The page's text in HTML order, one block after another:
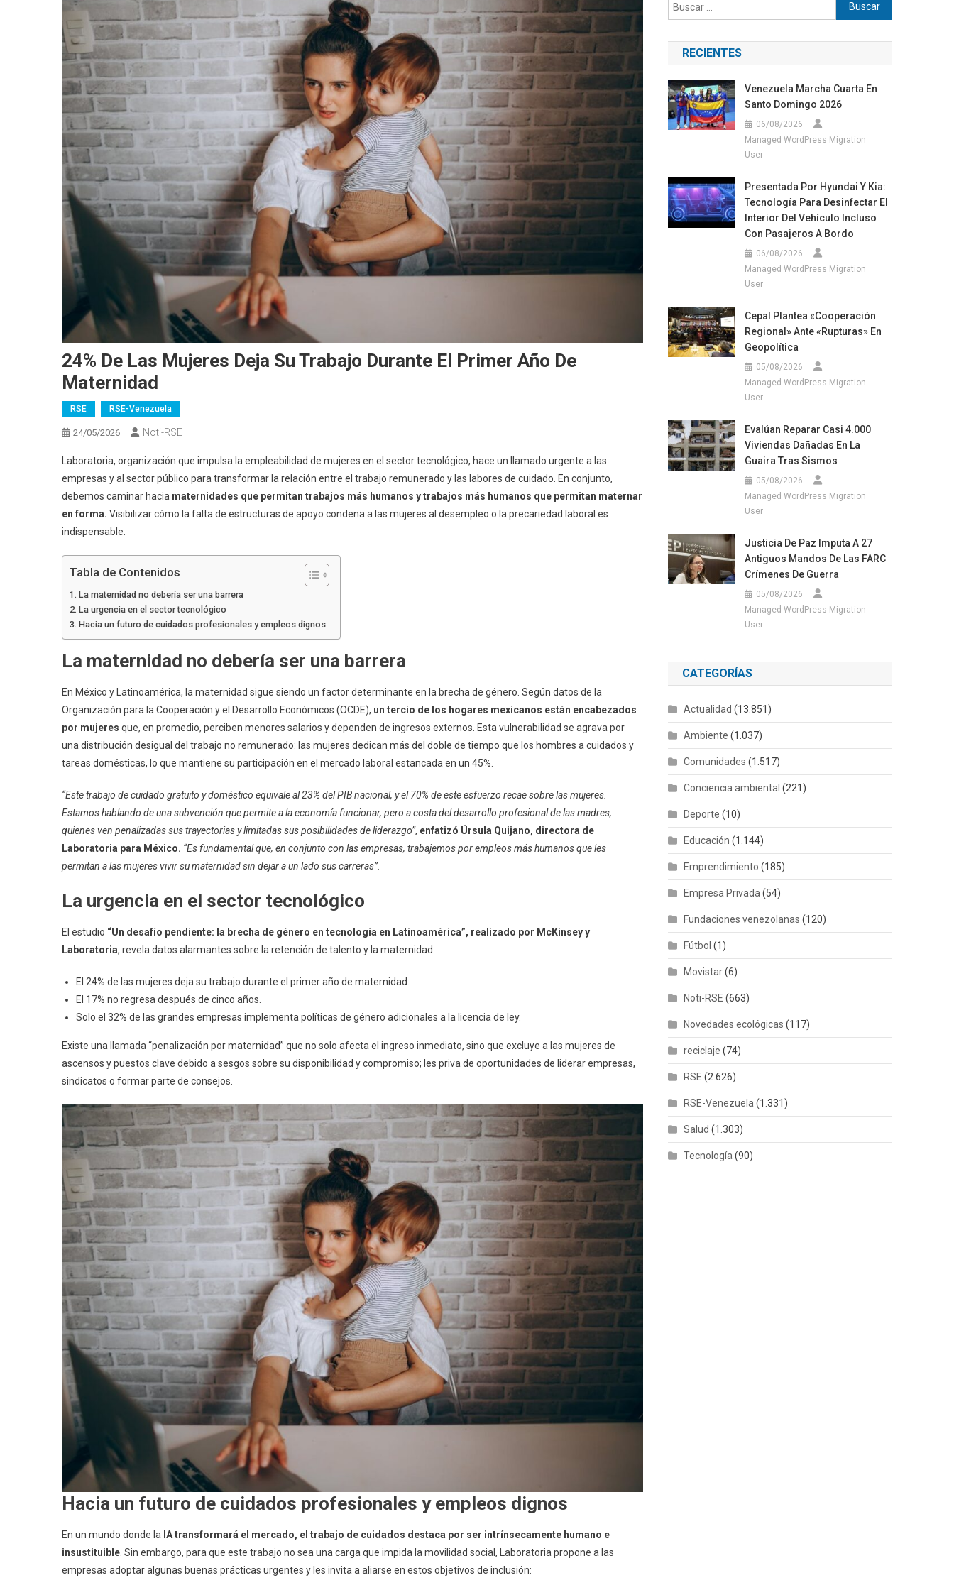
24% De Las Mujeres Deja Su Trabajo Durante El Primer Año De
Maternidad
RSE RSE-Venezuela
24/05/2026 Noti-RSE
Laboratoria, organización que impulsa la empleabilidad de mujeres en el sector tecnológico, hace un llamado urgente a las
empresas y al sector público para transformar la relación entre el trabajo remunerado y las labores de cuidado. En conjunto,
debemos caminar hacia maternidades que permitan trabajos más humanos y trabajos más humanos que permitan maternar
en forma. Visibilizar cómo la falta de estructuras de apoyo condena a las mujeres al desempleo o la precariedad laboral es
indispensable.
Tabla de Contenidos
La maternidad no debería ser una barrera
La urgencia en el sector tecnológico
Hacia un futuro de cuidados profesionales y empleos dignos
La maternidad no debería ser una barrera
En México y Latinoamérica, la maternidad sigue siendo un factor determinante en la brecha de género. Según datos de la
Organización para la Cooperación y el Desarrollo Económicos (OCDE), un tercio de los hogares mexicanos están encabezados
por mujeres que, en promedio, perciben menores salarios y dependen de ingresos externos. Esta vulnerabilidad se agrava por
una distribución desigual del trabajo no remunerado: las mujeres dedican más del doble de tiempo que los hombres a cuidados y
tareas domésticas, lo que mantiene su participación en el mercado laboral estancada en un 45%.
“Este trabajo de cuidado gratuito y doméstico equivale al 23% del PIB nacional, y el 70% de este esfuerzo recae sobre las mujeres.
Estamos hablando de una subvención que permite a la economía funcionar, pero a costa del desarrollo profesional de las madres,
quienes ven penalizadas sus trayectorias y limitadas sus posibilidades de liderazgo”, enfatizó Úrsula Quijano, directora de
Laboratoria para México. “Es fundamental que, en conjunto con las empresas, trabajemos por empleos más humanos que les
permitan a las mujeres vivir su maternidad sin dejar a un lado sus carreras”.
La urgencia en el sector tecnológico
El estudio “Un desafío pendiente: la brecha de género en tecnología en Latinoamérica”, realizado por McKinsey y
Laboratoria, revela datos alarmantes sobre la retención de talento y la maternidad:
El 24% de las mujeres deja su trabajo durante el primer año de maternidad.
El 17% no regresa después de cinco años.
Solo el 32% de las grandes empresas implementa políticas de género adicionales a la licencia de ley.
Existe una llamada “penalización por maternidad” que no solo afecta el ingreso inmediato, sino que excluye a las mujeres de
ascensos y puestos clave debido a sesgos sobre su disponibilidad y compromiso; les priva de oportunidades de liderar empresas,
sindicatos o formar parte de consejos.
Hacia un futuro de cuidados profesionales y empleos dignos
En un mundo donde la IA transformará el mercado, el trabajo de cuidados destaca por ser intrínsecamente humano e
insustituible . Sin embargo, para que este trabajo no sea una carga que impida la movilidad social, Laboratoria propone a las
empresas adoptar algunas buenas prácticas urgentes y les invita a aliarse en estos objetivos de inclusión:
RECIENTES
Venezuela Marcha Cuarta En
Santo Domingo 2026
06/08/2026
Managed WordPress Migration
User
Presentada Por Hyundai Y Kia:
Tecnología Para Desinfectar El
Interior Del Vehículo Incluso
Con Pasajeros A Bordo
06/08/2026
Managed WordPress Migration
User
Cepal Plantea «cooperación
Regional» Ante «rupturas» En
Geopolítica
05/08/2026
Managed WordPress Migration
User
Evalúan Reparar Casi 4.000
Viviendas Dañadas En La
Guaira Tras Sismos
05/08/2026
Managed WordPress Migration
User
Justicia De Paz Imputa A 27
Antiguos Mandos De Las FARC
Crímenes De Guerra
05/08/2026
Managed WordPress Migration
User
CATEGORÍAS
Actualidad (13.851)
Ambiente (1.037)
Comunidades (1.517)
Conciencia ambiental (221)
Deporte (10)
Educación (1.144)
Emprendimiento (185)
Empresa Privada (54)
Fundaciones venezolanas (120)
Fútbol (1)
Movistar(6)
Noti-RSE (663)
Novedades ecológicas (117)
reciclaje (74)
RSE (2.626)
RSE-Venezuela (1.331)
Salud (1.303)
Tecnología (90)